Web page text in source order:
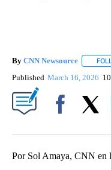
By CNN Newsource
Published March 16, 2026
Por Sol Amaya, CNN en